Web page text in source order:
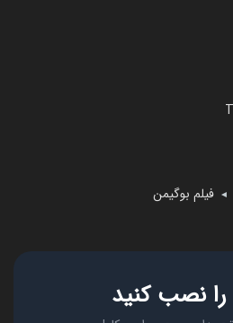
◄ فیلم بوگیمن
نصب کنید